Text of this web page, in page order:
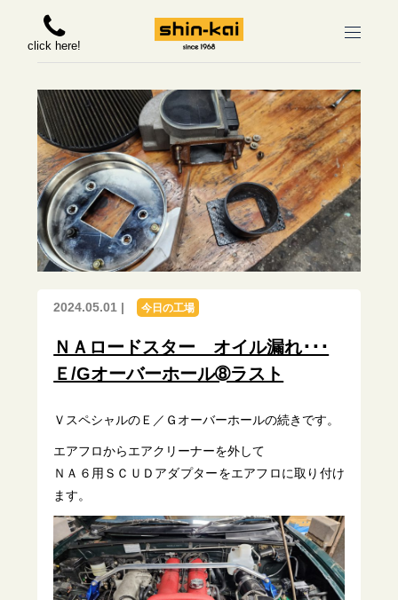
click here!
2024.05.01 | 今日の工場
ＮＡロードスター オイル漏れ･･･
Ｅ/Gオーバーホール➇ラスト
ＶスペシャルのＥ／Ｇオーバーホールの続きです。
エアフロからエアクリーナーを外して
ＮＡ６用ＳＣＵＤアダプターをエアフロに取り付け
ます。